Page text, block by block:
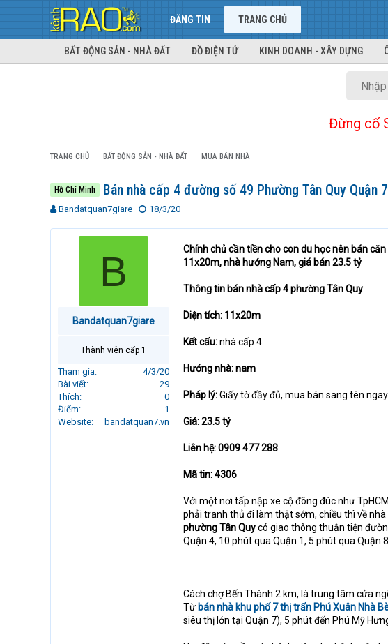
ĐĂNG TIN TRANG CHỦ
BẤT ĐỘNG SẢN - NHÀ ĐẤT ĐỒ ĐIỆN TỬ KINH DOANH - XÂY DỰNG
Đừng cố
TRANG CHỦ BẤT ĐỘNG SẢN - NHÀ ĐẤT MUA BÁN NHÀ
Hồ Chí Minh Bán nhà cấp 4 đường số 49 Phường Tân Quy Quận
T
Bandatquan7giare
N
à
18/3/20
B
Bandatquan7giare
Thành viên cấp 1
Tham gia
4/3/20
Bài viết
29
Thích
0
Điểm
1
Website
bandatquan7.vn
Chính chủ cần tiền cho con du học nên bán
11x20m, nhà hướng Nam, giá bán 23.5 tỷ
Thông tin bán nhà cấp 4 phường Tân Quy
Diện tích: 11x20m
Kết cấu:nhà cấp 4
Hướng nhà: nam
Pháp lý:Giấy tờ đầy đủ, mua bán sang tên ngay
Giá: 23.5 tỷ
Liên hệ: 0909 477 288
Mã tin: 4306
Với một nơi tấp nập xe cộ đông đúc như
phải tranh thủ đi làm thật sớm, chiều thì về
phường Tân Quycó giao thông thuận tiện
Quận 4, 10 phút qua Quận 1, 5 phút qua Quận 8.
Cách chợ Bến Thành 2 km, là trung tâm cửa
Từ bán nhà khu phố 7 thị trấn Phú Xuân Nhà
siêu thị lớn tại Quận 7), 5 phút đến Phú Mỹ